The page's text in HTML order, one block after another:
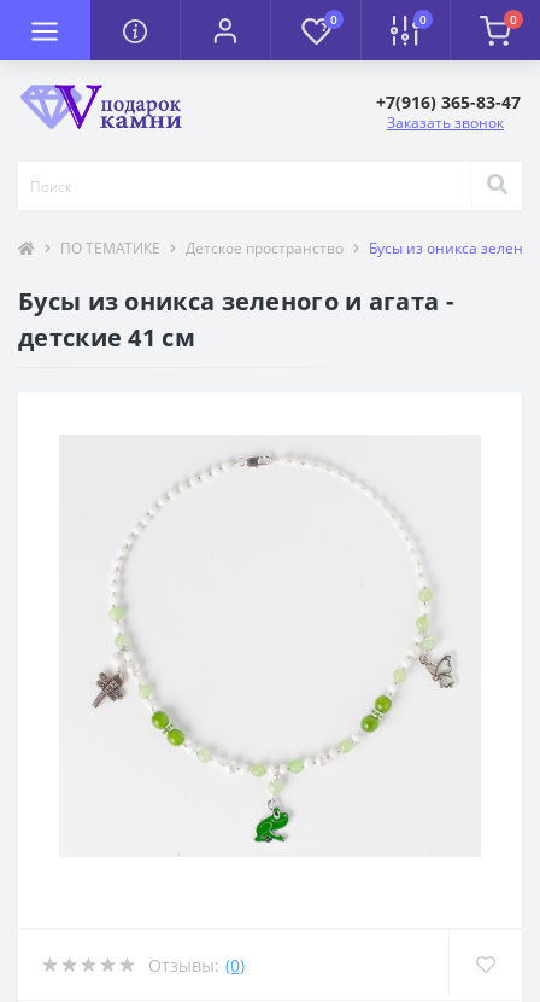
0 0 0
+7(916) 365-83-47
Заказать звонок
ПО ТЕМАТИКЕ Детское пространство Бусы из оникса
Бусы из оникса зеленого и агата -
детские 41 см
Отзывы: (0)